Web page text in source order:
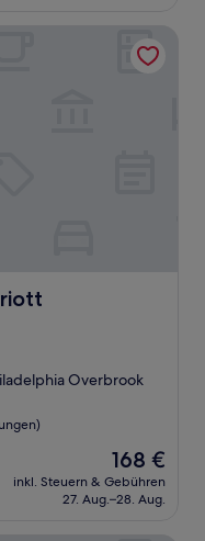
Center City
Overbrook
Der
Preis
beträgt
168 €
inkl. Steuern & Gebühren
27. Aug.–28. Aug.
Center City